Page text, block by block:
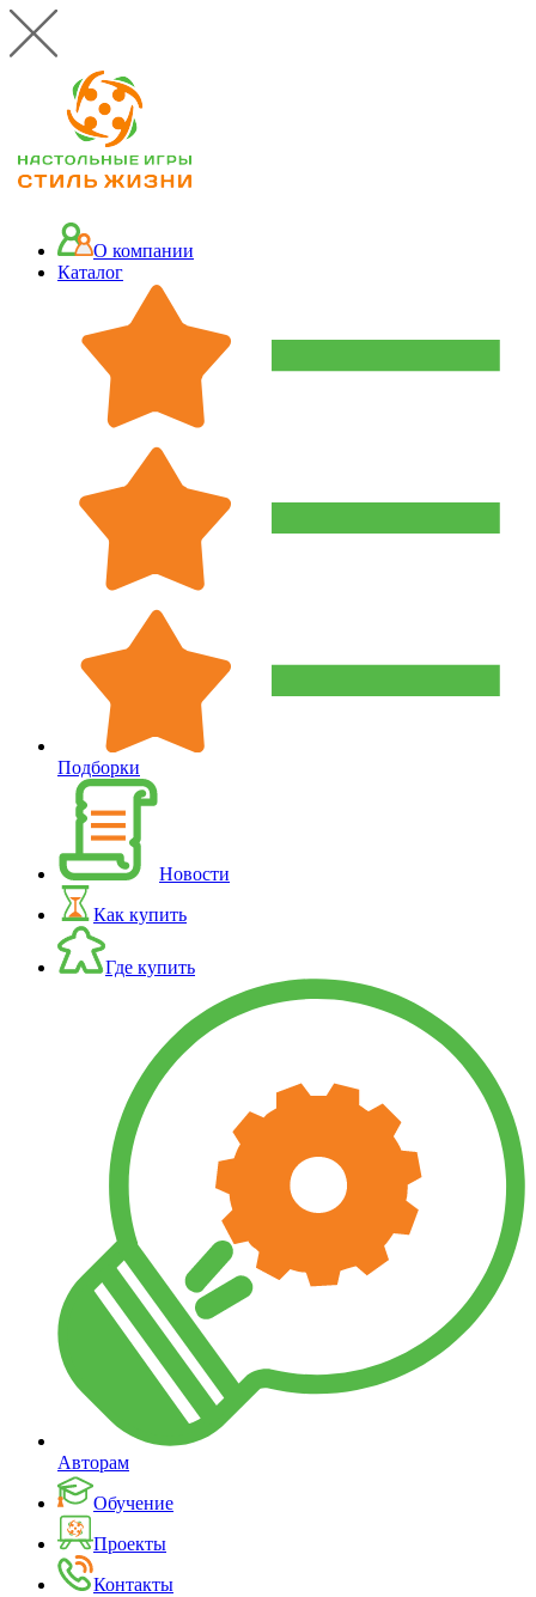
О компании
Каталог
Подборки
Новости
Как купить
Где купить
Авторам
Обучение
Проекты
Контакты